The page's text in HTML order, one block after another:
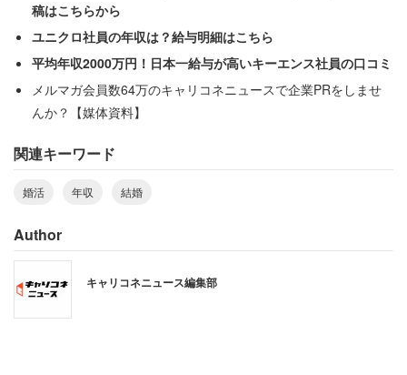
に「性格」（男性67％、女性48％）が1位となった。以
降、男性は2位「容姿」（18％）、3位「年齢」（3％）と
「容姿」（8％）となった。
また「結婚相手に望む年収」を尋ねると、男性の回答で圧
倒的に多かったのは「こだわらない」（52％）だった。し
稿はこちらから
ユニクロ社員の年収は？給与明細はこちら
平均年収2000万円！日本一給与が高いキーエンス社員の口コミ
メルマガ会員数64万のキャリコネニュースで企業PRをしませ
んか？【媒体資料】
関連キーワード
婚活 年収 結婚
Author
キャリコネニュース編集部